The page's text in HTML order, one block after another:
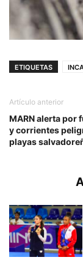
ETIQUETAS
Artículo anterior
MARN alerta por
y corrientes
playas